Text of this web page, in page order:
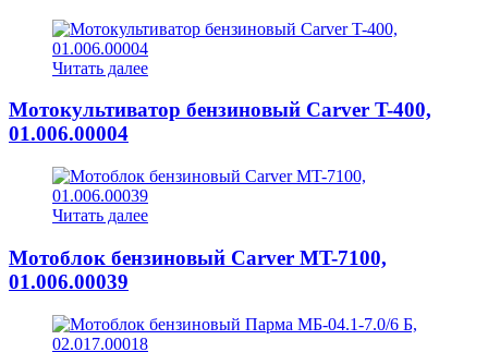
Читать далее
Мотокультиватор бензиновый Carver T-400,
01.006.00004
Читать далее
Мотоблок бензиновый Carver MT-7100,
01.006.00039